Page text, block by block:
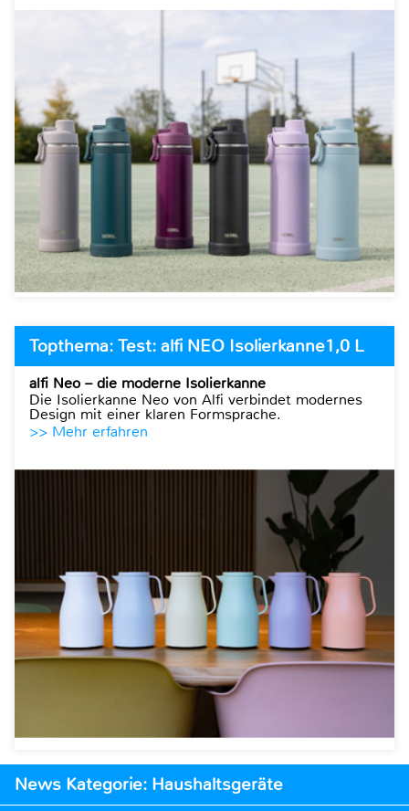
Topthema: Test: alfi NEO Isolierkanne1,0 L
alfi Neo – die moderne Isolierkanne
Die Isolierkanne Neo von Alfi verbindet modernes
Design mit einer klaren Formsprache.
>> Mehr erfahren
News Kategorie: Haushaltsgeräte